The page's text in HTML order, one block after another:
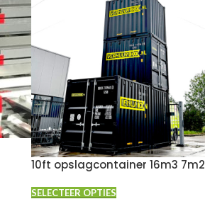
10ft opslagcontainer 16m3 7m2
SELECTEER OPTIES